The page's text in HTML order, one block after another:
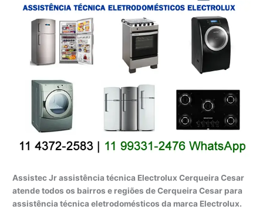
Assistec Jr assistência técnica Electrolux Cerqueira Cesar
atende todos os bairros e regiões de Cerqueira Cesar para
assistência técnica eletrodomésticos da marca Electrolux.